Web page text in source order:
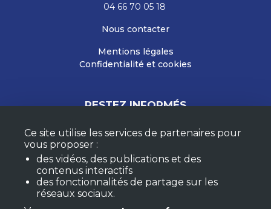
04 66 70 05 18
Nous contacter
Mentions légales
Confidentialité et cookies
RESTEZ INFORMÉS
M'ABONNER À LA NEWSLETTER
MON COMPTE
FAQ
Ce site utilise les services de partenaires pour
vous proposer :
des vidéos, des publications et des
contenus interactifs
des fonctionnalités de partage sur les
réseaux sociaux.